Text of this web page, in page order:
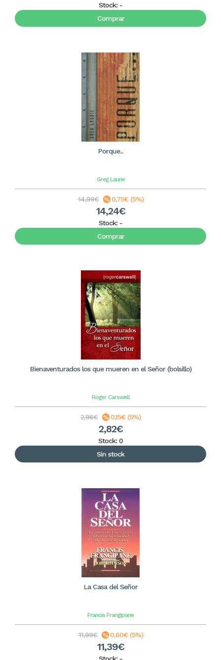
Stock: -
Comprar
Porque...
Greg Laurie
14,99€ 0,75€ (5%)
14,24€
Stock: -
Comprar
Bienaventurados los que mueren en el Señor (bolsillo)
Roger Carswell
2,96€ 0,15€ (5%)
2,82€
Stock: 0
Sin stock
La Casa del Señor
Francis Frangipane
11,99€ 0,60€ (5%)
11,39€